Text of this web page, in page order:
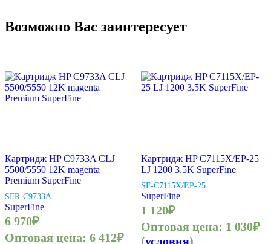
Возможно Вас заинтересует
Картридж HP C9733A CLJ
5500/5550 12K magenta
Premium SuperFine
SFR-C9733A
SuperFine
6 970₽
Оптовая цена: 6 412₽
Картридж HP C7115X/EP-25
LJ 1200 3.5K SuperFine
SF-C7115X/EP-25
SuperFine
1 120₽
Оптовая цена: 1 030₽
(условия)